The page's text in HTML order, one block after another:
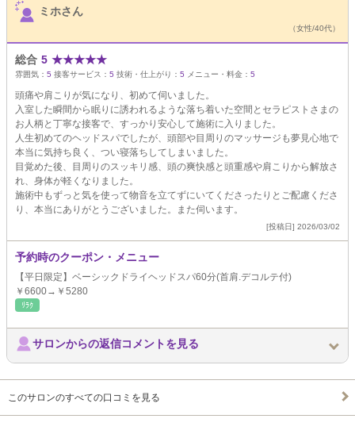
ミホさん
（女性/40代）
総合 5 ★★★★★
雰囲気： 5 接客サービス： 5 技術・仕上がり： 5 メニュー・料金： 5
頭痛や肩こりが気になり、初めて伺いました。
入室した瞬間から眠りに誘われるような落ち着いた空間とセラピストさまの
お人柄と丁寧な接客で、すっかり安心して施術に入りました。
人生初めてのヘッドスパでしたが、頭部や目周りのマッサージも夢見心地で
本当に気持ち良く、つい寝落ちしてしまいました。
目覚めた後、目周りのスッキリ感、頭の爽快感と頭重感や肩こりから解放さ
れ、身体が軽くなりました。
施術中もずっと気を使って物音を立てずにいてくださったりとご配慮くださ
り、本当にありがとうございました。また伺います。
[投稿日] 2026/03/02
予約時のクーポン・メニュー
【平日限定】ベーシックドライヘッドスパ60分(首肩.デコルテ付)
￥6600→￥5280
ﾘﾗｸ
サロンからの返信コメントを見る
このサロンのすべての口コミを見る